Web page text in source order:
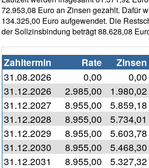
72.953,08 Euro an Zinsen gezahlt. Dafür
134.325,00 Euro aufgewendet. Die
der Sollzinsbindung beträgt 88.628,08
Zahltermin Rate Zinsen
31.08.2026 0,00 0,00
31.12.2026
2.985,00 1.980,02
31.12.2027
8.955,00 5.859,18
31.12.2028
8.955,00 5.734,01
31.12.2029
8.955,00 5.603,78
31.12.2030
8.955,00 5.468,30
31.12.2031
8.955,00 5.327,32